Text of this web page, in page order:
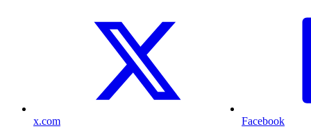
x.com Facebook